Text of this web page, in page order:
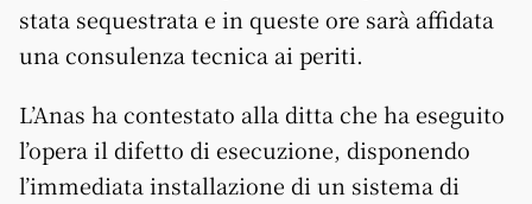
stata sequestrata e in queste ore sarà affidata
una consulenza tecnica ai periti.
L’Anas ha contestato alla ditta che ha eseguito
l’opera il difetto di esecuzione, disponendo
l’immediata installazione di un sistema di